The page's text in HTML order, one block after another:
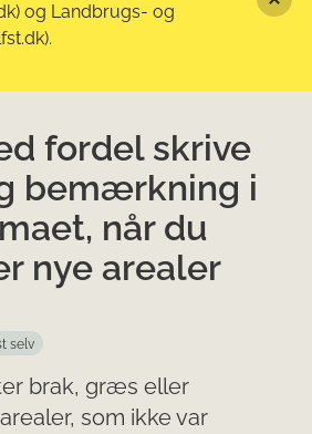
og Landbrugs- og
fordel skrive
bemærkning i
når du
nye arealer
selv
brak, græs eller
som ikke var